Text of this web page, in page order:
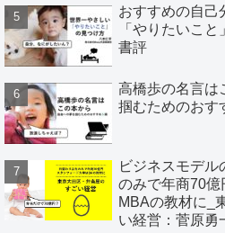
おすすめの自己
「やりたいこ
書評
高橋歩の名言は
掴むためのおす
ビジネスモデル
のみで年商70億
MBAの教材に_
い経営：菅原勇